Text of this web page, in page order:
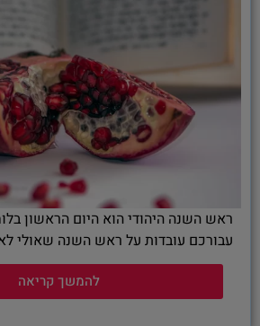
ראש השנה היהודי הוא היום הראשון
עבורכם עובדות על ראש השנה שאולי
להמשך קריאה